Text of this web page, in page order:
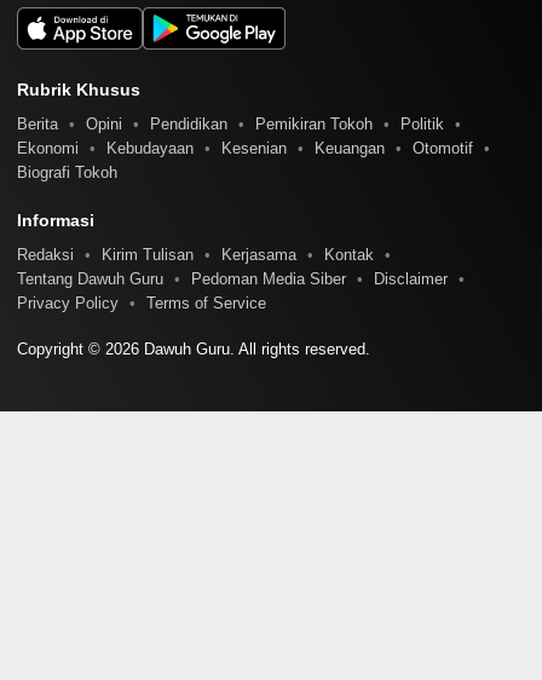
Rubrik Khusus
Berita Opini Pendidikan Pemikiran Tokoh
Politik
Ekonomi
Kebudayaan Kesenian Keuangan
Otomotif
Biografi Tokoh
Informasi
Redaksi Kirim Tulisan Kerjasama
Kontak
Tentang Dawuh Guru
Pedoman Media Siber
Disclaimer
Privacy Policy
Terms of Service
Copyright © 2026 Dawuh Guru. All rights reserved.